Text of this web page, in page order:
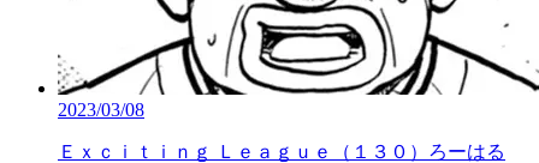
2023/03/08
Ｅｘｃｉｔｉｎｇ Ｌｅａｇｕｅ（１３０）ろーはる